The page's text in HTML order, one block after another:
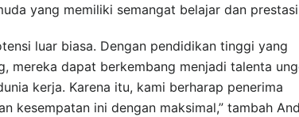
yang memiliki semangat belajar dan
luar biasa. Dengan pendidikan tinggi yang
mereka dapat berkembang menjadi talenta
kerja. Karena itu, kami berharap penerima
kesempatan ini dengan maksimal,” tambah